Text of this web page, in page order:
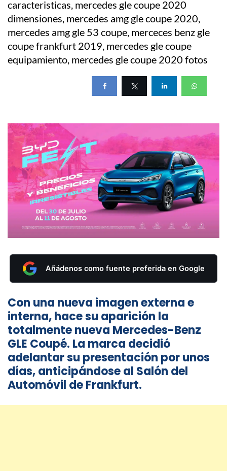
Añádenos como fuente preferida en Google
Con una nueva imagen externa e
interna, hace su aparición la
totalmente nueva Mercedes-Benz
GLE Coupé. La marca decidió
adelantar su presentación por unos
días, anticipándose al Salón del
Automóvil de Frankfurt.